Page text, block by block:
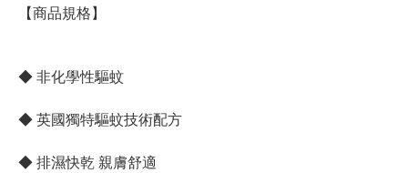
【商品規格】
◆ 非化學性驅蚊
◆ 英國獨特驅蚊技術配方
◆ 排濕快乾 親膚舒適